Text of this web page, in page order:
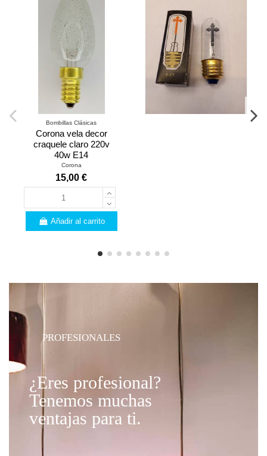
Bombillas Clásicas
Corona vela decor
craquele claro 220v
40w E14
Corona
15,00 €
Añadir al carrito
PROFESIONALES
¿Eres profesional?
Tenemos muchas
ventajas para ti.